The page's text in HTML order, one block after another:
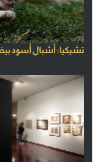
تشيكيا: أشبال أسود